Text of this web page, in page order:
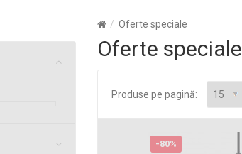
Oferte speciale
Oferte speciale
Produse pe pagină:
-80%